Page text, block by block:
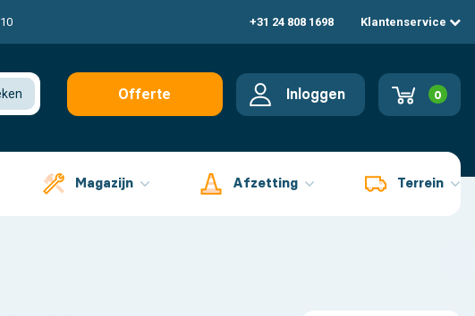
+31 24 808 1698 Klantenservice
Offerte
Inloggen 0
Magazijn Afzetting Terrein